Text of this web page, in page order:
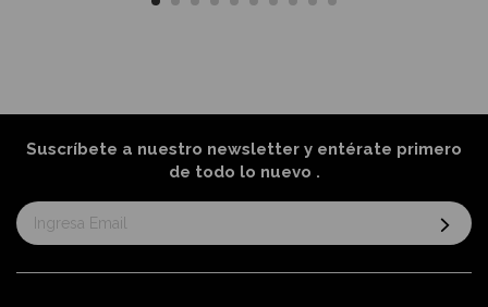
Suscríbete a nuestro newsletter y entérate primero
de todo lo nuevo .
Suscríbase
al
informativo: